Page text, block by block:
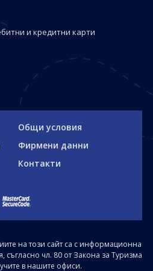
и кредитни карти
Общи условия
Фирмени данни
Контакти
на този сайт са с информационна
чл. 80 от Закона за Туризма
в нашите офиси.